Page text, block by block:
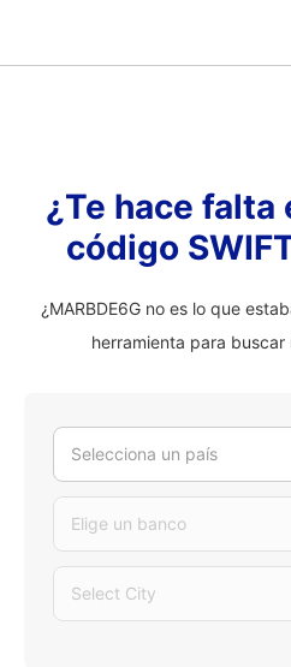
¿Te hace falta
código
¿MARBDE6G no es lo que
herramienta para
Selecciona un país
Elige un banco
Select City